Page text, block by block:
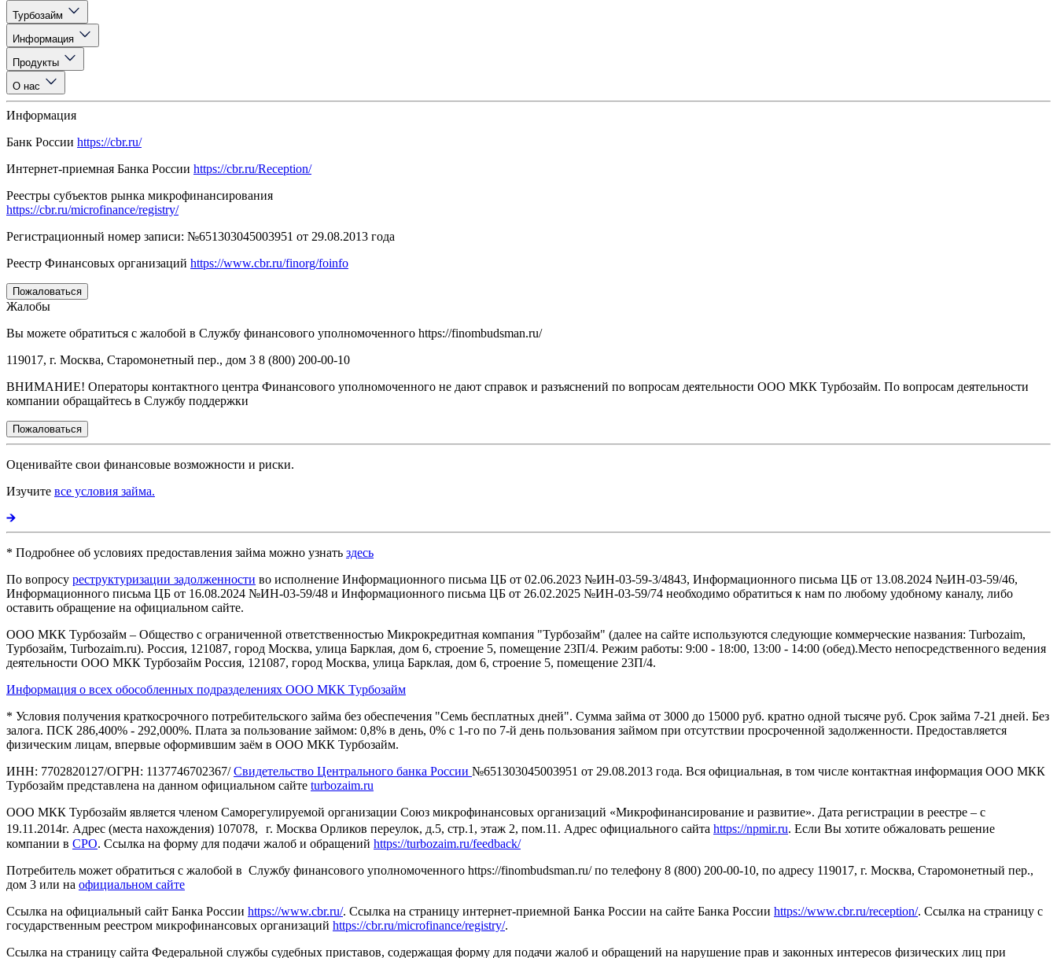
Турбозайм
Информация
Продукты
О нас
Информация
Банк России https://cbr.ru/
Интернет-приемная Банка России https://cbr.ru/Reception/
Реестры субъектов рынка микрофинансирования
https://cbr.ru/microfinance/registry/
Регистрационный номер записи: №651303045003951 от 29.08.2013 года
Реестр Финансовых организаций https://www.cbr.ru/finorg/foinfo
Пожаловаться
Жалобы
Вы можете обратиться с жалобой в Службу финансового уполномоченного https://finombudsman.ru/
119017, г. Москва, Старомонетный пер., дом 3 8 (800) 200-00-10
ВНИМАНИЕ! Операторы контактного центра Финансового уполномоченного не дают справок и разъяснений по вопросам деятельности ООО МКК Турбозайм. По вопросам деятельности
компании обращайтесь в Службу поддержки
Пожаловаться
Оценивайте свои финансовые возможности и риски.
Изучите все условия займа.
* Подробнее об условиях предоставления займа можно узнать здесь
По вопросу реструктуризации задолженности во исполнение Информационного письма ЦБ от 02.06.2023 №ИН-03-59-3/4843, Информационного письма ЦБ от 13.08.2024 №ИН-03-59/46,
Информационного письма ЦБ от 16.08.2024 №ИН-03-59/48 и Информационного письма ЦБ от 26.02.2025 №ИН-03-59/74 необходимо обратиться к нам по любому удобному каналу, либо
оставить обращение на официальном сайте.
ООО МКК Турбозайм – Общество с ограниченной ответственностью Микрокредитная компания "Турбозайм" (далее на сайте используются следующие коммерческие названия: Turbozaim,
Турбозайм, Turbozaim.ru). Россия, 121087, город Москва, улица Барклая, дом 6, строение 5, помещение 23П/4. Режим работы: 9:00 - 18:00, 13:00 - 14:00 (обед).Место непосредственного ведения
деятельности ООО МКК Турбозайм Россия, 121087, город Москва, улица Барклая, дом 6, строение 5, помещение 23П/4.
Информация о всех обособленных подразделениях ООО МКК Турбозайм
* Условия получения краткосрочного потребительского займа без обеспечения "Семь бесплатных дней". Сумма займа от 3000 до 15000 руб. кратно одной тысяче руб. Срок займа 7-21 дней. Без
залога. ПСК 286,400% - 292,000%. Плата за пользование займом: 0,8% в день, 0% с 1-го по 7-й день пользования займом при отсутствии просроченной задолженности. Предоставляется
физическим лицам, впервые оформившим заём в ООО МКК Турбозайм.
ИНН: 7702820127/ОГРН: 1137746702367/Свидетельство Центрального банка России №651303045003951 от 29.08.2013 года. Вся официальная, в том числе контактная информация ООО МКК
Турбозайм представлена на данном официальном сайте turbozaim.ru
ООО МКК Турбозайм является членом Саморегулируемой организации Союз микрофинансовых организаций «Микрофинансирование и развитие». Дата регистрации в реестре – с
19.11.2014г. Адрес (места нахождения) 107078, г. Москва Орликов переулок, д.5, стр.1, этаж 2, пом.11. Адрес официального сайта https://npmir.ru. Если Вы хотите обжаловать решение
компании в СРО. Ссылка на форму для подачи жалоб и обращений https://turbozaim.ru/feedback/
Потребитель может обратиться с жалобой в Службу финансового уполномоченного https://finombudsman.ru/ по телефону 8 (800) 200-00-10, по адресу 119017, г. Москва, Старомонетный пер.,
дом 3 или на официальном сайте
Ссылка на официальный сайт Банка России https://www.cbr.ru/. Ссылка на страницу интернет-приемной Банка России на сайте Банка России https://www.cbr.ru/reception/. Ссылка на страницу с
государственным реестром микрофинансовых организаций https://cbr.ru/microfinance/registry/.
Ссылка на страницу сайта Федеральной службы судебных приставов, содержащая форму для подачи жалоб и обращений на нарушение прав и законных интересов физических лиц при